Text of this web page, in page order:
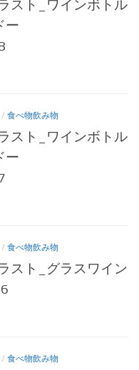
スト_ワインボトル
ー
/ 食べ物飲み物
スト_ワインボトル
ー
/ 食べ物飲み物
スト_グラスワイン
/ 食べ物飲み物